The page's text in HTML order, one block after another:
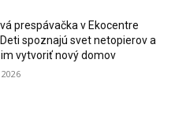
prespávačka v Ekocentre
spoznajú svet netopierov a
vytvoriť nový domov